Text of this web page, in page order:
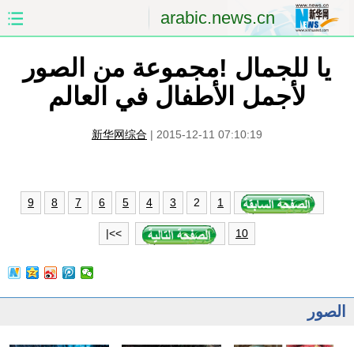
arabic.news.cn
الصفحة الأولى
الشرق الأوسط العالم
الاقتصاد
الرياضة السياحة والبيئة
مؤتمر صحفى للخارجية
يا للجمال !مجموعة من الصور
لأجمل الأطفال في العالم
新华网综合 | 2015-12-11 07:10:19
1
2
3
4
5
6
7
8
9
10
>>|
الصور